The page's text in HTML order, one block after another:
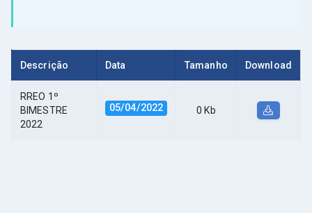
Descrição Data Tamanho Download
RREO 1º
BIMESTRE
2022
05/04/2022 0 Kb